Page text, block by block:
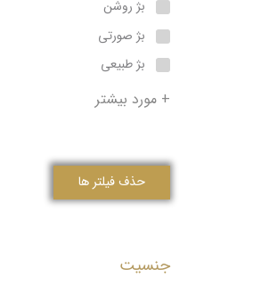
بژ روشن
بژ صورتی
بژ طبیعی
+ مورد بیشتر
حذف فیلتر ها
جنسیت